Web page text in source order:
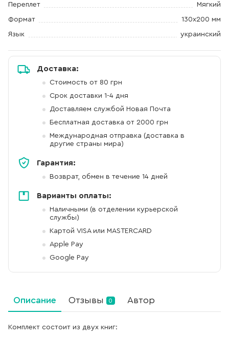
Переплет Мягкий
Формат 130х200 мм
Язык украинский
Доставка:
Стоимость от 80 грн
Срок доставки 1-4 дня
Доставляем службой Новая Почта
Бесплатная доставка от 2000 грн
Международная отправка (доставка в
другие страны мира)
Гарантия:
Возврат, обмен в течение 14 дней
Варианты оплаты:
Наличными (в отделении курьерской
службы)
Картой VISA или MASTERCARD
Apple Pay
Google Pay
Описание Отзывы 0 Автор
Комплект состоит из двух книг: